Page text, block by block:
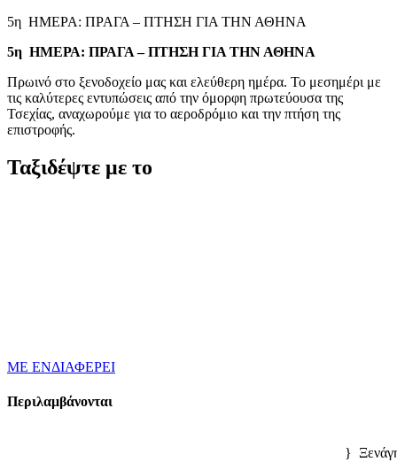
5η ΗΜΕΡΑ: ΠΡΑΓΑ – ΠΤΗΣΗ ΓΙΑ ΤΗΝ ΑΘΗΝΑ
5η ΗΜΕΡΑ: ΠΡΑΓΑ – ΠΤΗΣΗ ΓΙΑ ΤΗΝ ΑΘΗΝΑ
Πρωινό στο ξενοδοχείο μας και ελεύθερη ημέρα. Το μεσημέρι με
τις καλύτερες εντυπώσεις από την όμορφη πρωτεύουσα της
Τσεχίας, αναχωρούμε για το αεροδρόμιο και την πτήση της
επιστροφής.
Ταξιδέψτε με το
ΜΕ ΕΝΔΙΑΦΕΡΕΙ
Περιλαμβάνονται
}